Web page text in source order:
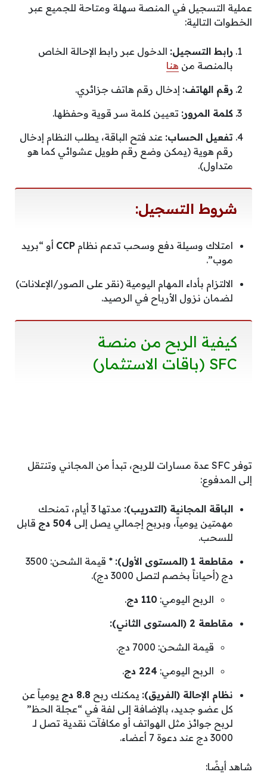
عملية التسجيل في المنصة سهلة ومتاحة للجميع عبر
الخطوات التالية:
رابط التسجيل: الدخول عبر رابط الإحالة الخاص
بالمنصة من هنا
رقم الهاتف: إدخال رقم هاتف جزائري.
كلمة المرور: تعيين كلمة سر قوية وحفظها.
تفعيل الحساب: عند فتح الباقة، يطلب النظام إدخال
رقم هوية (يمكن وضع رقم طويل عشوائي كما هو
متداول).
شروط التسجيل:
امتلاك وسيلة دفع وسحب تدعم نظام CCP أو “بريد
موب”.
الالتزام بأداء المهام اليومية (نقر على الصور/الإعلانات)
لضمان نزول الأرباح في الرصيد.
كيفية الربح من منصة
SFC (باقات الاستثمار)
توفر SFC عدة مسارات للربح، تبدأ من المجاني وتنتقل
إلى المدفوع:
الباقة المجانية (التدريب):
مدتها 3 أيام، تمنحك
مهمتين يومياً، وبربح إجمالي يصل إلى 504 دج
قابل
للسحب.
مقاطعة 1 (المستوى الأول):
* قيمة الشحن: 3500
دج (أحياناً بخصم لتصل 3000 دج).
الربح اليومي: 110 دج
.
مقاطعة 2 (المستوى الثاني):
قيمة الشحن: 7000 دج.
الربح اليومي: 224 دج
.
نظام الإحالة (الفريق): يمكنك ربح 8.8 دج
يومياً عن
كل عضو جديد، بالإضافة إلى لفة في “عجلة الحظ”
لربح جوائز مثل الهواتف أو مكافآت نقدية تصل لـ
3000 دج عند دعوة 7 أعضاء.
شاهد أيضًا: